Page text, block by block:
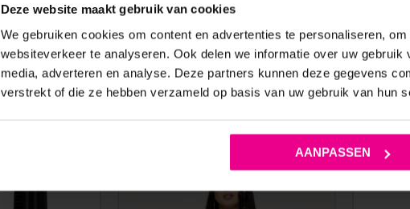
Deze website maakt gebruik van cookies
We gebruiken cookies om content en advertenties te personaliseren,
websiteverkeer te analyseren. Ook delen we informatie over uw
media, adverteren en analyse. Deze partners kunnen deze gegevens
verstrekt of die ze hebben verzameld op basis van uw gebruik van hun
AANPASSEN
ANDERE MENSEN